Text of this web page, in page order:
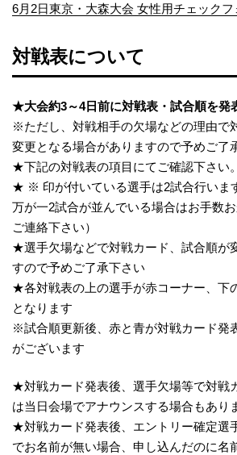
6月2日東京・大森大会 女性用チェックフ
対戦表について
★大会約3～4日前に対戦表・試合順を発
※ただし、対戦相手の欠場などの理由で
変更となる場合がありますので予めご了
★下記の対戦表の項目にてご確認下さい。
★ ※ 印が付いている選手は2試合行いま
万が一2試合が並んでいる場合はお手数
ご連絡下さい）
★選手欠場などで対戦カード、試合順が
すので予めご了承下さい
★各対戦表の上の選手が赤コーナー、下
となります
※試合順更新後、赤と青が対戦カード発
がございます
★対戦カード発表後、選手欠場等で対戦
は当日会場でアナウンスする場合もあり
★対戦カード発表後、エントリー確定選
でお名前が無い場合、申し込んだのに名